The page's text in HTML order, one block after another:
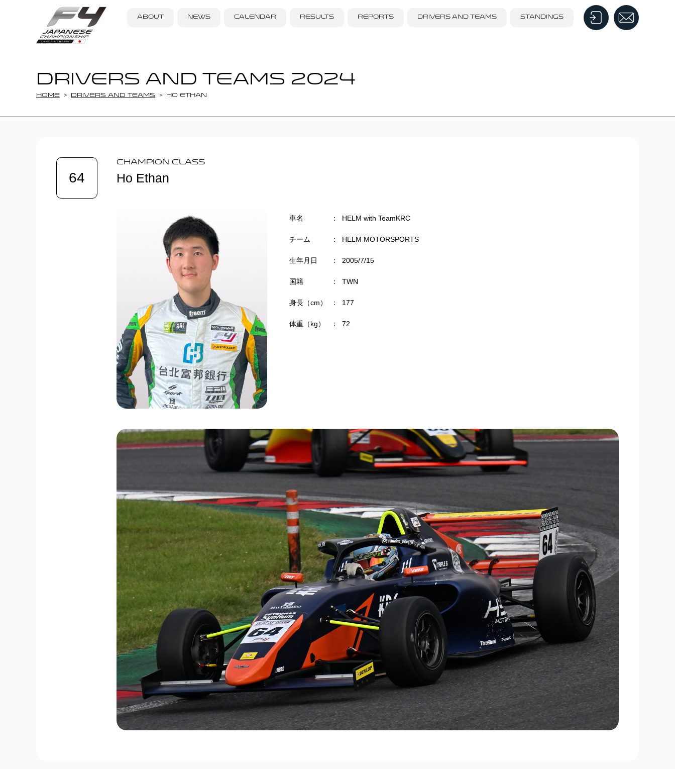
ABOUT NEWS CALENDAR RESULTS REPORTS DRIVERS AND TEAMS STANDINGS
DRIVERS AND TEAMS 2024
Home DRIVERS AND TEAMS Ho Ethan
64
Champion Class
Ho Ethan
車名 ： HELM with TeamKRC
チーム ： HELM MOTORSPORTS
生年月日 ： 2005/7/15
国籍 ： TWN
身長（cm） ： 177
体重（kg） ： 72